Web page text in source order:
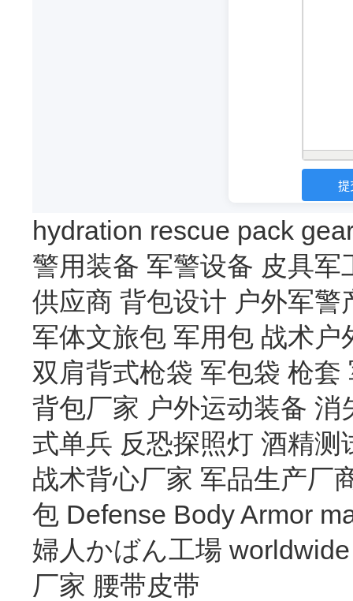
hydration rescue pack
警用装备 军警设备 皮具军
供应商 背包设计 户外军警
军体文旅包 军用包 战术户
双肩背式枪袋 军包袋 枪套
背包厂家 户外运动装备 消
式单兵 反恐探照灯 酒精测
战术背心厂家 军品生产厂
包 Defense Body Armor
婦人かばん工場 worldwide
厂家 腰带皮带